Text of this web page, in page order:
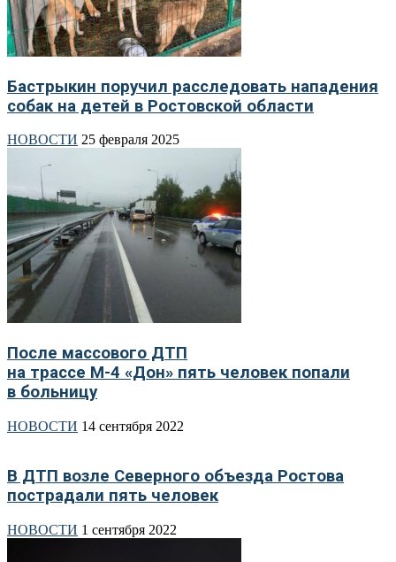
Бастрыкин поручил расследовать нападения
собак на детей в Ростовской области
НОВОСТИ 25 февраля 2025
После массового ДТП
на трассе М-4 «Дон» пять человек попали
в больницу
НОВОСТИ 14 сентября 2022
В ДТП возле Северного объезда Ростова
пострадали пять человек
НОВОСТИ 1 сентября 2022